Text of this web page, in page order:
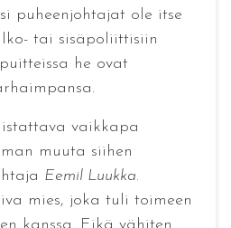
puheenjohtajat ole itse
tai sisäpoliittisiin
he ovat
vaikkapa
muuta siihen
Eemil Luukka.
mies, joka tuli toimeen